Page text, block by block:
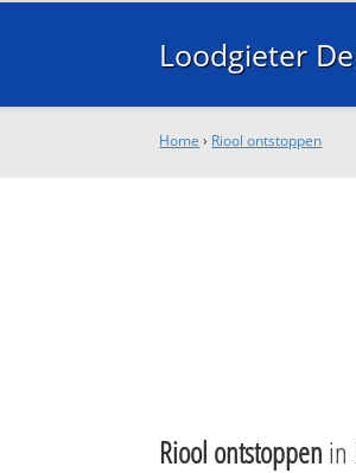
Loodgieter
Home › Riool ontstoppen
Riool ontstoppen in